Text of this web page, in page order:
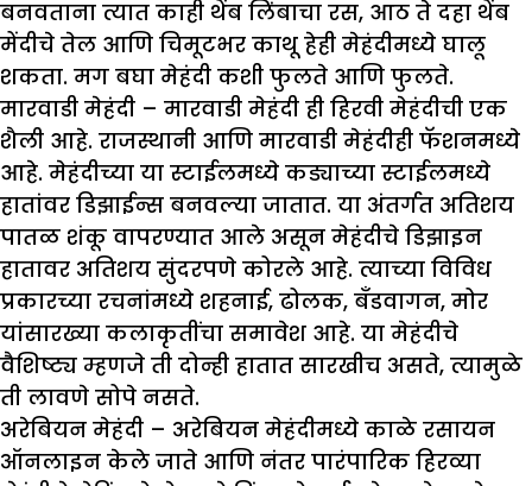
बनवताना त्यात काही थेंब लिंबाचा रस, आठ ते दहा थेंब
मेंदीचे तेल आणि चिमूटभर काथू हेही मेहंदीमध्ये घालू
शकता. मग बघा मेहंदी कशी फुलते आणि फुलते.
मारवाडी मेहंदी – मारवाडी मेहंदी ही हिरवी मेहंदीची एक
शैली आहे. राजस्थानी आणि मारवाडी मेहंदीही फॅशनमध्ये
आहे. मेहंदीच्या या स्टाईलमध्ये कड्याच्या स्टाईलमध्ये
हातांवर डिझाईन्स बनवल्या जातात. या अंतर्गत अतिशय
पातळ शंकू वापरण्यात आले असून मेहंदीचे डिझाइन
हातावर अतिशय सुंदरपणे कोरले आहे. त्याच्या विविध
प्रकारच्या रचनांमध्ये शहनाई, ढोलक, बँडवागन, मोर
यांसारख्या कलाकृतींचा समावेश आहे. या मेहंदीचे
वैशिष्ट्य म्हणजे ती दोन्ही हातात सारखीच असते, त्यामुळे
ती लावणे सोपे नसते.
अरेबियन मेहंदी – अरेबियन मेहंदीमध्ये काळे रसायन
ऑनलाइन केले जाते आणि नंतर पारंपारिक हिरव्या